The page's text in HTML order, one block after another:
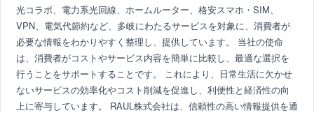
光コラボ、電力系光回線、ホームルーター、格安スマホ・SIM、
VPN、電気代節約など、多岐にわたるサービスを対象に、消費者が
必要な情報をわかりやすく整理し、提供しています。 当社の使命
は、消費者がコストやサービス内容を簡単に比較し、最適な選択を
行うことをサポートすることです。 これにより、日常生活に欠かせ
ないサービスの効率化やコスト削減を促進し、利便性と経済性の向
上に寄与しています。 RAUL株式会社は、信頼性の高い情報提供を通